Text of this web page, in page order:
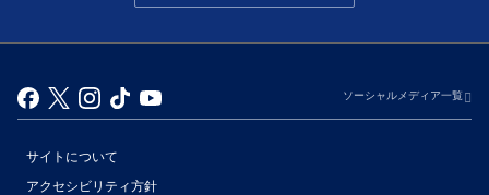
ソーシャルメディア一覧
サイトについて
アクセシビリティ方針